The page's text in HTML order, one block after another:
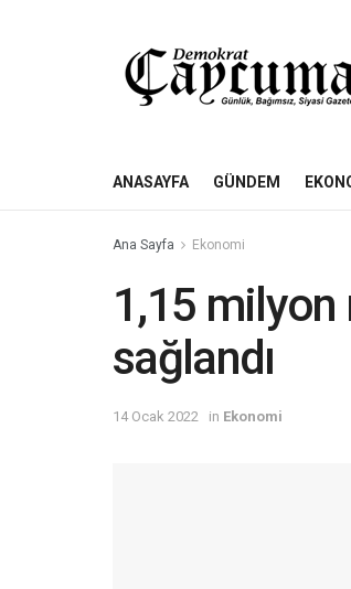
ANASAYFA GÜNDEM
Ana Sayfa Ekonomi
1,15 milyon
sağlandı
14 Ocak 2022 in Ekonomi